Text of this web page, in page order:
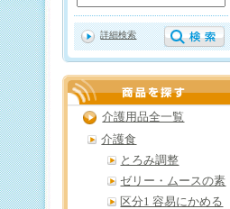
詳細検索
介護用品全一覧
介護食
とろみ調整
ゼリー・ムースの素
区分1 容易にかめる